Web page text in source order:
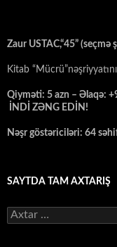
Zaur USTAC,“45” (seçmə
Kitab
Qiyməti: 5 azn – Əlaqə:
İNDİ ZƏNG EDİN!
Nəşr göstəriciləri: 64
SAYTDA TAM AXTARIŞ
Axtarış: